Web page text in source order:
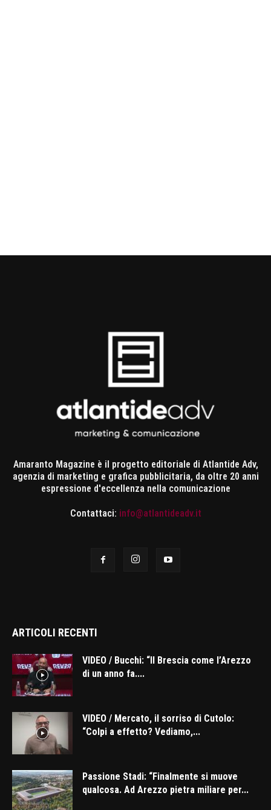
Amaranto Magazine è il progetto editoriale di Atlantide Adv,
agenzia di marketing e grafica pubblicitaria, da oltre 20 anni
espressione d'eccellenza nella comunicazione
Contattaci: info@atlantideadv.it
ARTICOLI RECENTI
VIDEO / Bucchi: “Il Brescia come l’Arezzo
di un anno fa....
VIDEO / Mercato, il sorriso di Cutolo:
“Colpi a effetto? Vediamo,...
Passione Stadi: “Finalmente si muove
qualcosa. Ad Arezzo pietra miliare per...